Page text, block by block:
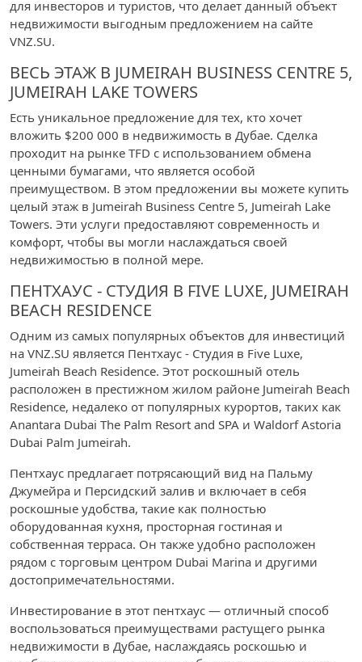
для инвесторов и туристов, что делает данный объект
недвижимости выгодным предложением на сайте
VNZ.SU.
ВЕСЬ ЭТАЖ В JUMEIRAH BUSINESS CENTRE 5,
JUMEIRAH LAKE TOWERS
Есть уникальное предложение для тех, кто хочет
вложить $200 000 в недвижимость в Дубае. Сделка
проходит на рынке TFD с использованием обмена
ценными бумагами, что является особой
преимуществом. В этом предложении вы можете купить
целый этаж в Jumeirah Business Centre 5, Jumeirah Lake
Towers. Эти услуги предоставляют современность и
комфорт, чтобы вы могли наслаждаться своей
недвижимостью в полной мере.
ПЕНТХАУС - СТУДИЯ В FIVE LUXE, JUMEIRAH
BEACH RESIDENCE
Одним из самых популярных объектов для инвестиций
на VNZ.SU является Пентхаус - Студия в Five Luxe,
Jumeirah Beach Residence. Этот роскошный отель
расположен в престижном жилом районе Jumeirah Beach
Residence, недалеко от популярных курортов, таких как
Anantara Dubai The Palm Resort and SPA и Waldorf Astoria
Dubai Palm Jumeirah.
Пентхаус предлагает потрясающий вид на Пальму
Джумейра и Персидский залив и включает в себя
роскошные удобства, такие как полностью
оборудованная кухня, просторная гостиная и
собственная терраса. Он также удобно расположен
рядом с торговым центром Dubai Marina и другими
достопримечательностями.
Инвестирование в этот пентхаус — отличный способ
воспользоваться преимуществами растущего рынка
недвижимости в Дубае, наслаждаясь роскошью и